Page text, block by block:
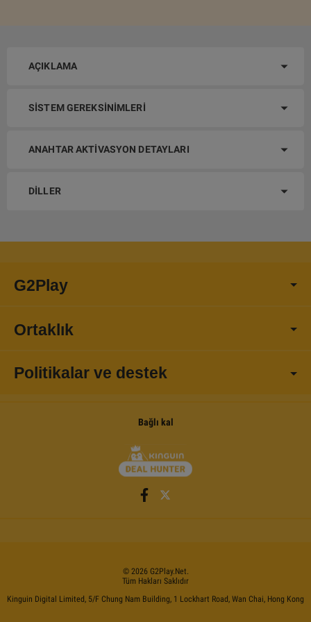
AÇIKLAMA
SISTEM GEREKSINIMLERI
ANAHTAR AKTIVASYON DETAYLARI
DILLER
G2Play
Ortaklık
Politikalar ve destek
Bağlı kal
© 2026 G2Play.net.
Tüm Hakları Saklıdır
Kinguin Digital Limited, 5/F Chung Nam Building, 1 Lockhart Road, Wan Chai, Hong Kong